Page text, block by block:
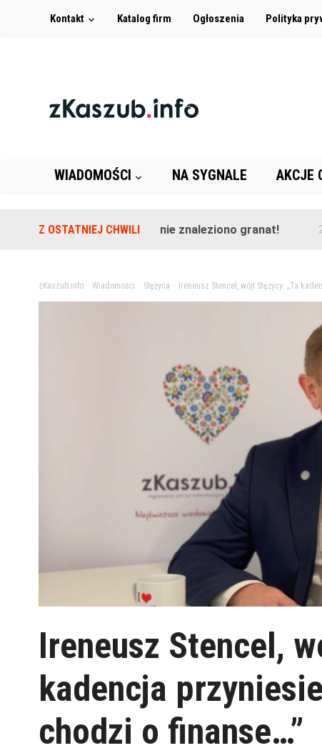
Kontakt Katalog firm Ogłoszenia Polityka
WIADOMOŚCI NA SYGNALE AKCJE
Z OSTATNIEJ CHWILI
szkoły w Leźnie znaleziono granat! 2 lata temu
zKaszub.info> Wiadomości Stężyca Ireneusz Stencel, wójt Stężycy: „Ta
Ireneusz Stencel,
kadencja
chodzi o finanse…”